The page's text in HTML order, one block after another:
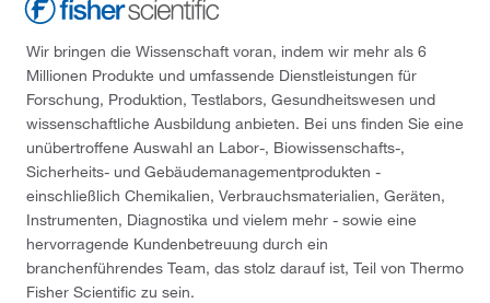
Wir bringen die Wissenschaft voran, indem wir mehr als 6
Millionen Produkte und umfassende Dienstleistungen für
Forschung, Produktion, Testlabors, Gesundheitswesen und
wissenschaftliche Ausbildung anbieten. Bei uns finden Sie eine
unübertroffene Auswahl an Labor-, Biowissenschafts-,
Sicherheits- und Gebäudemanagementprodukten -
einschließlich Chemikalien, Verbrauchsmaterialien, Geräten,
Instrumenten, Diagnostika und vielem mehr - sowie eine
hervorragende Kundenbetreuung durch ein
branchenführendes Team, das stolz darauf ist, Teil von Thermo
Fisher Scientific zu sein.